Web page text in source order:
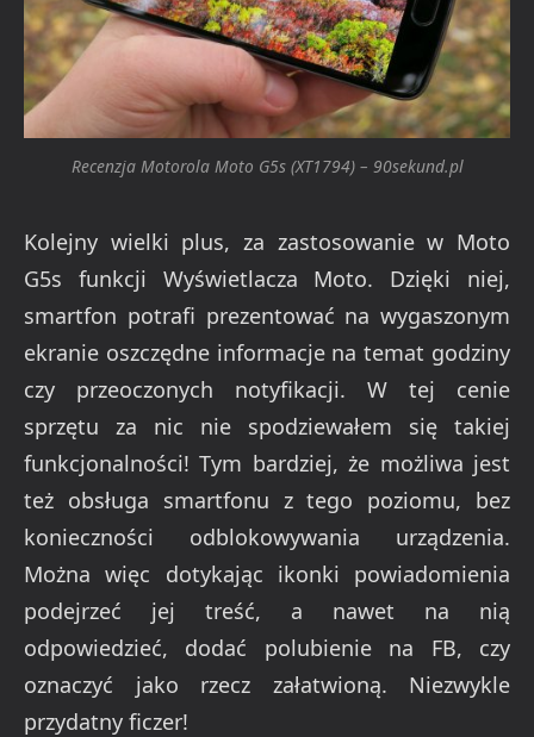
Recenzja Motorola Moto G5s (XT1794) – 90sekund.pl
Kolejny wielki plus, za zastosowanie w Moto
G5s funkcji Wyświetlacza Moto. Dzięki niej,
smartfon potrafi prezentować na wygaszonym
ekranie oszczędne informacje na temat godziny
czy przeoczonych notyfikacji. W tej cenie
sprzętu za nic nie spodziewałem się takiej
funkcjonalności! Tym bardziej, że możliwa jest
też obsługa smartfonu z tego poziomu, bez
konieczności odblokowywania urządzenia.
Można więc dotykając ikonki powiadomienia
podejrzeć jej treść, a nawet na nią
odpowiedzieć, dodać polubienie na FB, czy
oznaczyć jako rzecz załatwioną. Niezwykle
przydatny ficzer!